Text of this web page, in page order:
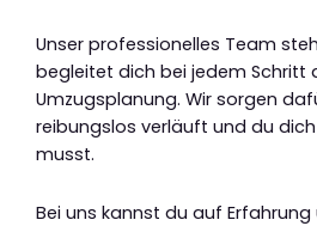
Unser professionelles Team
begleitet dich bei jedem Schritt
Umzugsplanung. Wir sorgen
reibungslos verläuft und du
musst.
Bei uns kannst du auf Erfahrung